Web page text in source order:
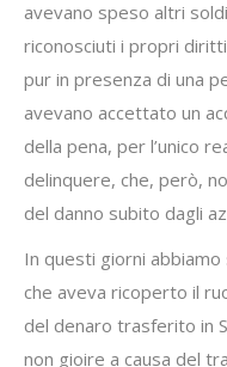
avevano speso altri
riconosciuti i propri
pur in presenza di una
avevano accettato un
della pena, per l’unico
delinquere, che, però,
del danno subito dagli
In questi giorni
che aveva ricoperto il
del denaro trasferito in
non gioire a causa del